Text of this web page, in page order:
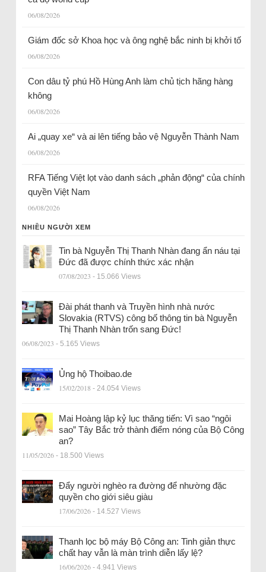
06/08/2026
Giám đốc sở Khoa học và ông nghệ bắc ninh bị khởi tố
06/08/2026
Con dâu tỷ phú Hồ Hùng Anh làm chủ tịch hãng hàng
không
06/08/2026
Ai „quay xe“ và ai lên tiếng bảo vệ Nguyễn Thành Nam
06/08/2026
RFA Tiếng Việt lọt vào danh sách „phản động“ của chính
quyền Việt Nam
06/08/2026
NHIỀU NGƯỜI XEM
Tin bà Nguyễn Thị Thanh Nhàn đang ẩn náu tại
Đức đã được chính thức xác nhận
07/08/2023 - 15.066 Views
Đài phát thanh và Truyền hình nhà nước
Slovakia (RTVS) công bố thông tin bà Nguyễn
Thị Thanh Nhàn trốn sang Đức!
06/08/2023 - 5.165 Views
Ủng hộ Thoibao.de
15/02/2018 - 24.054 Views
Mai Hoàng lập kỷ lục thăng tiến: Vì sao “ngôi
sao” Tây Bắc trở thành điểm nóng của Bộ Công
an?
11/05/2026 - 18.500 Views
Đẩy người nghèo ra đường để nhường đặc
quyền cho giới siêu giàu
17/06/2026 - 14.527 Views
Thanh lọc bộ máy Bộ Công an: Tinh giản thực
chất hay vẫn là màn trình diễn lấy lệ?
16/06/2026 - 4.941 Views